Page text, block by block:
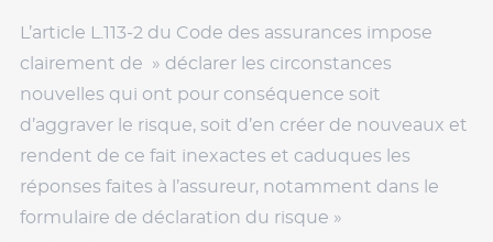
L’article L.113-2 du Code des assurances impose
clairement de » déclarer les circonstances
nouvelles qui ont pour conséquence soit
d’aggraver le risque, soit d’en créer de nouveaux et
rendent de ce fait inexactes et caduques les
réponses faites à l’assureur, notamment dans le
formulaire de déclaration du risque »